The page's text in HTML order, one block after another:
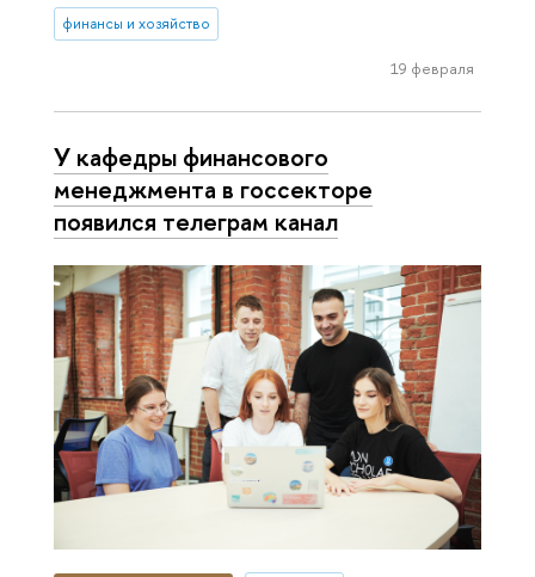
финансы и хозяйство
19 февраля
У кафедры финансового
менеджмента в госсекторе
появился телеграм канал